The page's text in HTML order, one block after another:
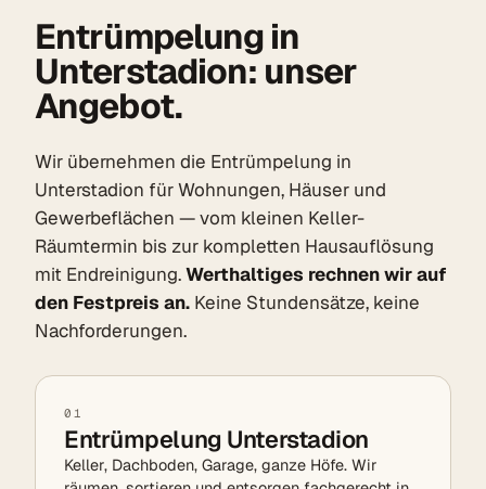
Entrümpelung in
Unterstadion: unser
Angebot.
Wir übernehmen die Entrümpelung in
Unterstadion für Wohnungen, Häuser und
Gewerbeflächen — vom kleinen Keller-
Räumtermin bis zur kompletten Hausauflösung
mit Endreinigung.Werthaltiges rechnen wir auf
den Festpreis an. Keine Stundensätze, keine
Nachforderungen.
01
Entrümpelung Unterstadion
Keller, Dachboden, Garage, ganze Höfe. Wir